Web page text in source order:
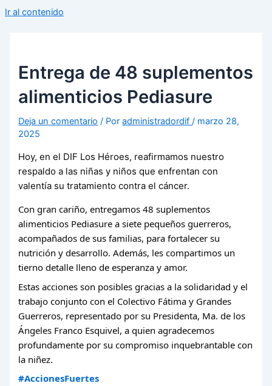
Ir al contenido
Entrega de 48 suplementos
alimenticios Pediasure
Deja un comentario / Poradministradordif/ marzo 28,
2025
Hoy, en el DIF Los Héroes, reafirmamos nuestro
respaldo a las niñas y niños que enfrentan con
valentía su tratamiento contra el cáncer.
Con gran cariño, entregamos 48 suplementos
alimenticios Pediasure a siete pequeños guerreros,
acompañados de sus familias, para fortalecer su
nutrición y desarrollo. Además, les compartimos un
tierno detalle lleno de esperanza y amor.
Estas acciones son posibles gracias a la solidaridad y el
trabajo conjunto con el Colectivo Fátima y Grandes
Guerreros, representado por su Presidenta, Ma. de los
Ángeles Franco Esquivel, a quien agradecemos
profundamente por su compromiso inquebrantable con
la niñez.
#AccionesFuertes